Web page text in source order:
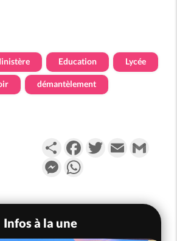
Education Lycée
démantèlement
PartagerFacebookTwitterEmail
Messenger
Infos à la une